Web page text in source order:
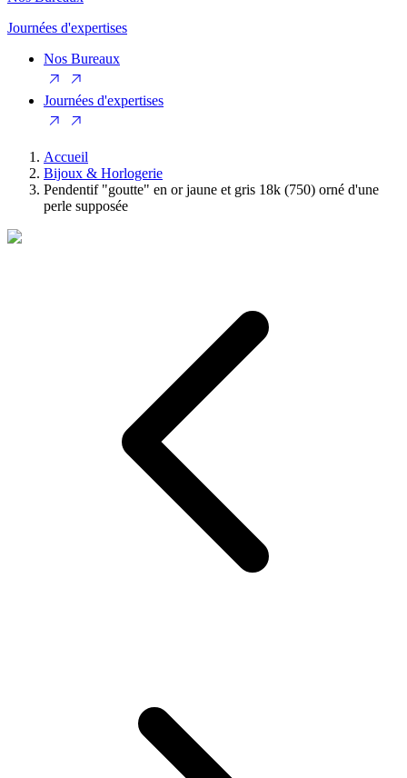
Journées d'expertises
Nos Bureaux
Journées d'expertises
Accueil
Bijoux & Horlogerie
Pendentif "goutte" en or jaune et gris 18k (750) orné d'une
perle supposée